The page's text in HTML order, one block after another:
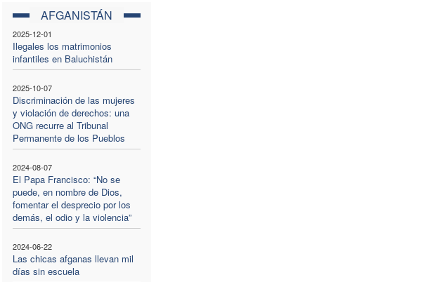
AFGANISTÁN
2025-12-01
Ilegales los matrimonios
infantiles en Baluchistán
2025-10-07
Discriminación de las mujeres
y violación de derechos: una
ONG recurre al Tribunal
Permanente de los Pueblos
2024-08-07
El Papa Francisco: “No se
puede, en nombre de Dios,
fomentar el desprecio por los
demás, el odio y la violencia”
2024-06-22
Las chicas afganas llevan mil
días sin escuela